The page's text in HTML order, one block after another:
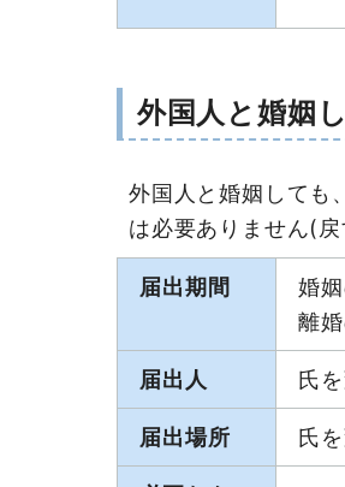
外国人と婚姻
外国人と婚姻しても
は必要ありません(戻
届出期間
婚
離
届出人 氏
届出場所 氏